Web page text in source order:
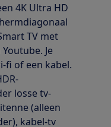
4K Ultra HD
TV met
Je
fi of een kabel.
losse tv-
(alleen
kabel-tv